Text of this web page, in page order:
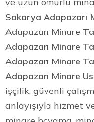
Sakarya Adapazarı
Adapazarı Minare
Adapazarı Minare
Adapazarı Minare
Adapazarı Minare
işçilik, güvenli
anlayışıyla hizmet